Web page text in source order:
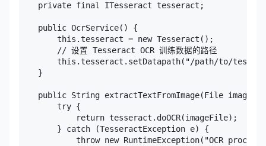
private final ITesseract tesseract;
public OcrService() {
this.tesseract = new Tesseract();
// 设置 Tesseract OCR 训练数据的路径
this.tesseract.setDatapath("/path/to/
}
public String extractTextFromImage(File
try {
return tesseract.doOCR(imageFile);
} catch (TesseractException e) {
throw new RuntimeException("OCR